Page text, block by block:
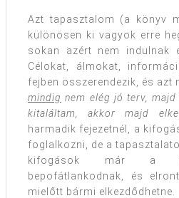
Azt tapasztalom (a könyv
különösen ki vagyok erre
sokan azért nem indulnak
Célokat, álmokat,
fejben összerendezik, és azt
mindig nem elég jó terv,
kitaláltam, akkor majd
harmadik fejezetnél, a
foglalkozni, de a
kifogások már a
bepofátlankodnak, és
mielőtt bármi elkezdődhetne.